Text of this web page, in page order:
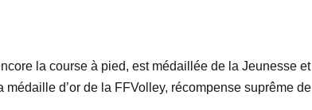
la course à pied, est médaillée de la Jeunesse et
d’or de la FFVolley, récompense suprême de